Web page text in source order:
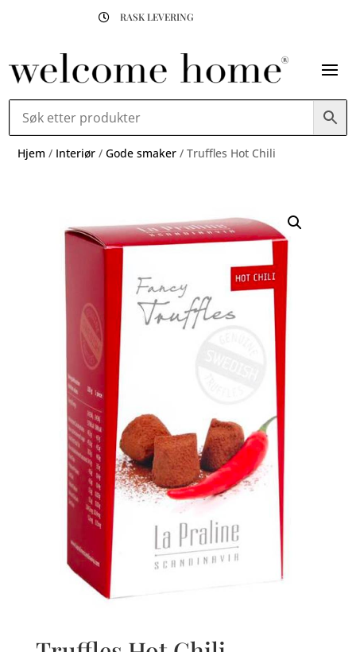
 RASK LEVERING
Hjem / Interiør /Gode smaker / Truffles Hot Chili